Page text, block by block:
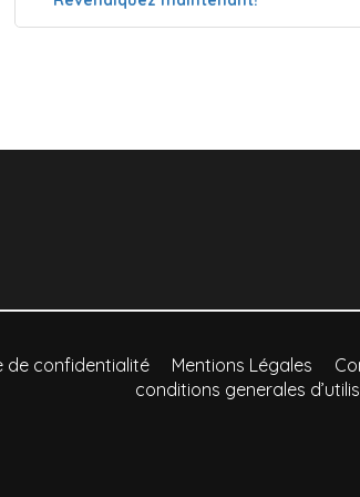
Mentions Légales
de confidentialité
conditions generales